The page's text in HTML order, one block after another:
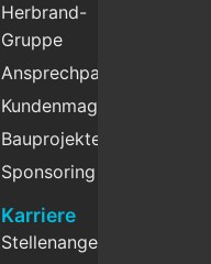
Herbrand-
Gruppe
Ansprechpartner
Kundenmagazin
Bauprojekte
Sponsoring
Karriere
Stellenangebote